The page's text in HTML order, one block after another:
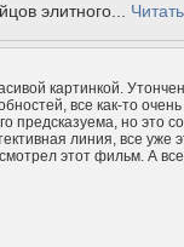
элитного...
картинкой.
все как-то
предсказуема, но это
линия, все уже
этот фильм. А